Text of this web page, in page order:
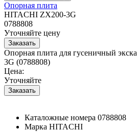
Опорная плита
HITACHI ZX200-3G
0788808
Уточняйте цену
Опорная плита для гусеничный
3G (0788808)
Цена:
Уточняйте
Каталожные номера 0788808
Марка HITACHI